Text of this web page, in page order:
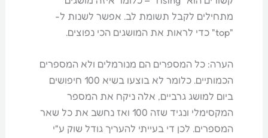
מתחילים לקבל תשומת לב. אפשר לשנות ל-
"top" כדי לראות את המושגים הכי נפוצים.
הערה: כל המספרים הם מנורמלים ולא המספרים
הכמותיים. כלומר לא בוצעו בשיא 100 חיפושים
ביום למושג גרביים, אלה ניקח את המספר
המקסימלי ונגיד שזה 100 ואז נחשב את כל שאר
המספרים. לכן די בעייתי להעריך גודל שוק ע"י